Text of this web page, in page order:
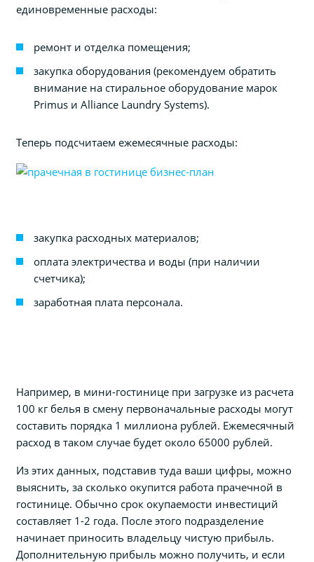
единовременные расходы:
ремонт и отделка помещения;
закупка оборудования (рекомендуем обратить
внимание на стиральное оборудование марок
Primus и Alliance Laundry Systems).
Теперь подсчитаем ежемесячные расходы:
закупка расходных материалов;
оплата электричества и воды (при наличии
счетчика);
заработная плата персонала.
Например, в мини-гостинице при загрузке из расчета
100 кг белья в смену первоначальные расходы могут
составить порядка 1 миллиона рублей. Ежемесячный
расход в таком случае будет около 65000 рублей.
Из этих данных, подставив туда ваши цифры, можно
выяснить, за сколько окупится работа прачечной в
гостинице. Обычно срок окупаемости инвестиций
составляет 1-2 года. После этого подразделение
начинает приносить владельцу чистую прибыль.
Дополнительную прибыль можно получить, и если